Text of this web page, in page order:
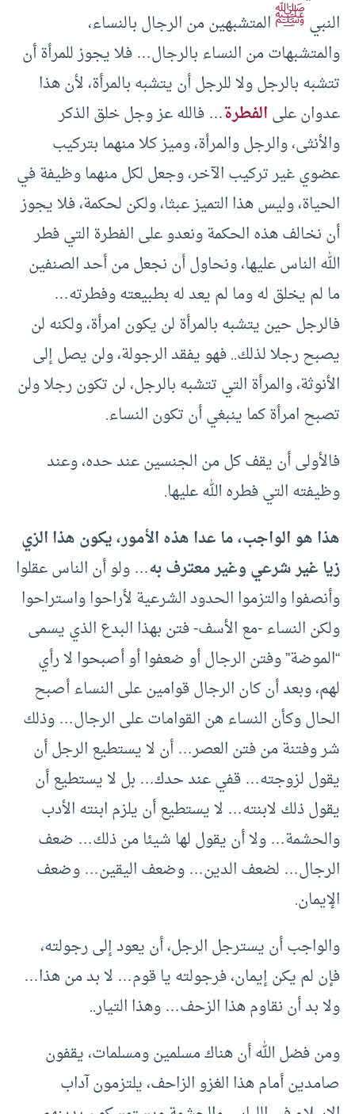
النبيﷺالمتشبهين من الرجال بالنساء،
والمتشبهات من النساء بالرجال… فلا يجوز للمرأة أن
تتشبه بالرجل ولا للرجل أن يتشبه بالمرأة، لأن هذا
عدوان علىالفطرة… فالله عز وجل خلق الذكر
والأنثى، والرجل والمرأة، وميز كلا منهما بتركيب
عضوي غير تركيب الآخر، وجعل لكل منهما وظيفة في
الحياة، وليس هذا التميز عبثا، ولكن لحكمة، فلا يجوز
أن نخالف هذه الحكمة ونعدو على الفطرة التي فطر
الله الناس عليها، ونحاول أن نجعل من أحد الصنفين
ما لم يخلق له وما لم يعد له بطبيعته وفطرته…
فالرجل حين يتشبه بالمرأة لن يكون امرأة، ولكنه لن
يصبح رجلا لذلك.. فهو يفقد الرجولة، ولن يصل إلى
الأنوثة، والمرأة التي تتشبه بالرجل، لن تكون رجلا ولن
تصبح امرأة كما ينبغي أن تكون النساء.
فالأولى أن يقف كل من الجنسين عند حده، وعند
وظيفته التي فطره الله عليها.
هذا هو الواجب، ما عدا هذه الأمور، يكون هذا الزي
زيا غير شرعي وغير معترف به… ولو أن الناس عقلوا
وأنصفوا والتزموا الحدود الشرعية لأراحوا واستراحوا
ولكن النساء -مع الأسف- فتن بهذا البدع الذي يسمى
“الموضة” وفتن الرجال أو ضعفوا أو أصبحوا لا رأي
لهم، وبعد أن كان الرجال قوامين على النساء أصبح
الحال وكأن النساء هن القوامات على الرجال… وذلك
شر وفتنة من فتن العصر… أن لا يستطيع الرجل أن
يقول لزوجته… قفي عند حدك… بل لا يستطيع أن
يقول ذلك لابنته… لا يستطيع أن يلزم ابنته الأدب
والحشمة… ولا أن يقول لها شيئا من ذلك… ضعف
الرجال… لضعف الدين… وضعف اليقين… وضعف
الإيمان.
والواجب أن يسترجل الرجل، أن يعود إلى رجولته،
فإن لم يكن إيمان، فرجولته يا قوم… لا بد من هذا…
ولا بد أن نقاوم هذا الزحف… وهذا التيار..
ومن فضل الله أن هناك مسلمين ومسلمات، يقفون
صامدين أمام هذا الغزو الزاحف، يلتزمون آداب